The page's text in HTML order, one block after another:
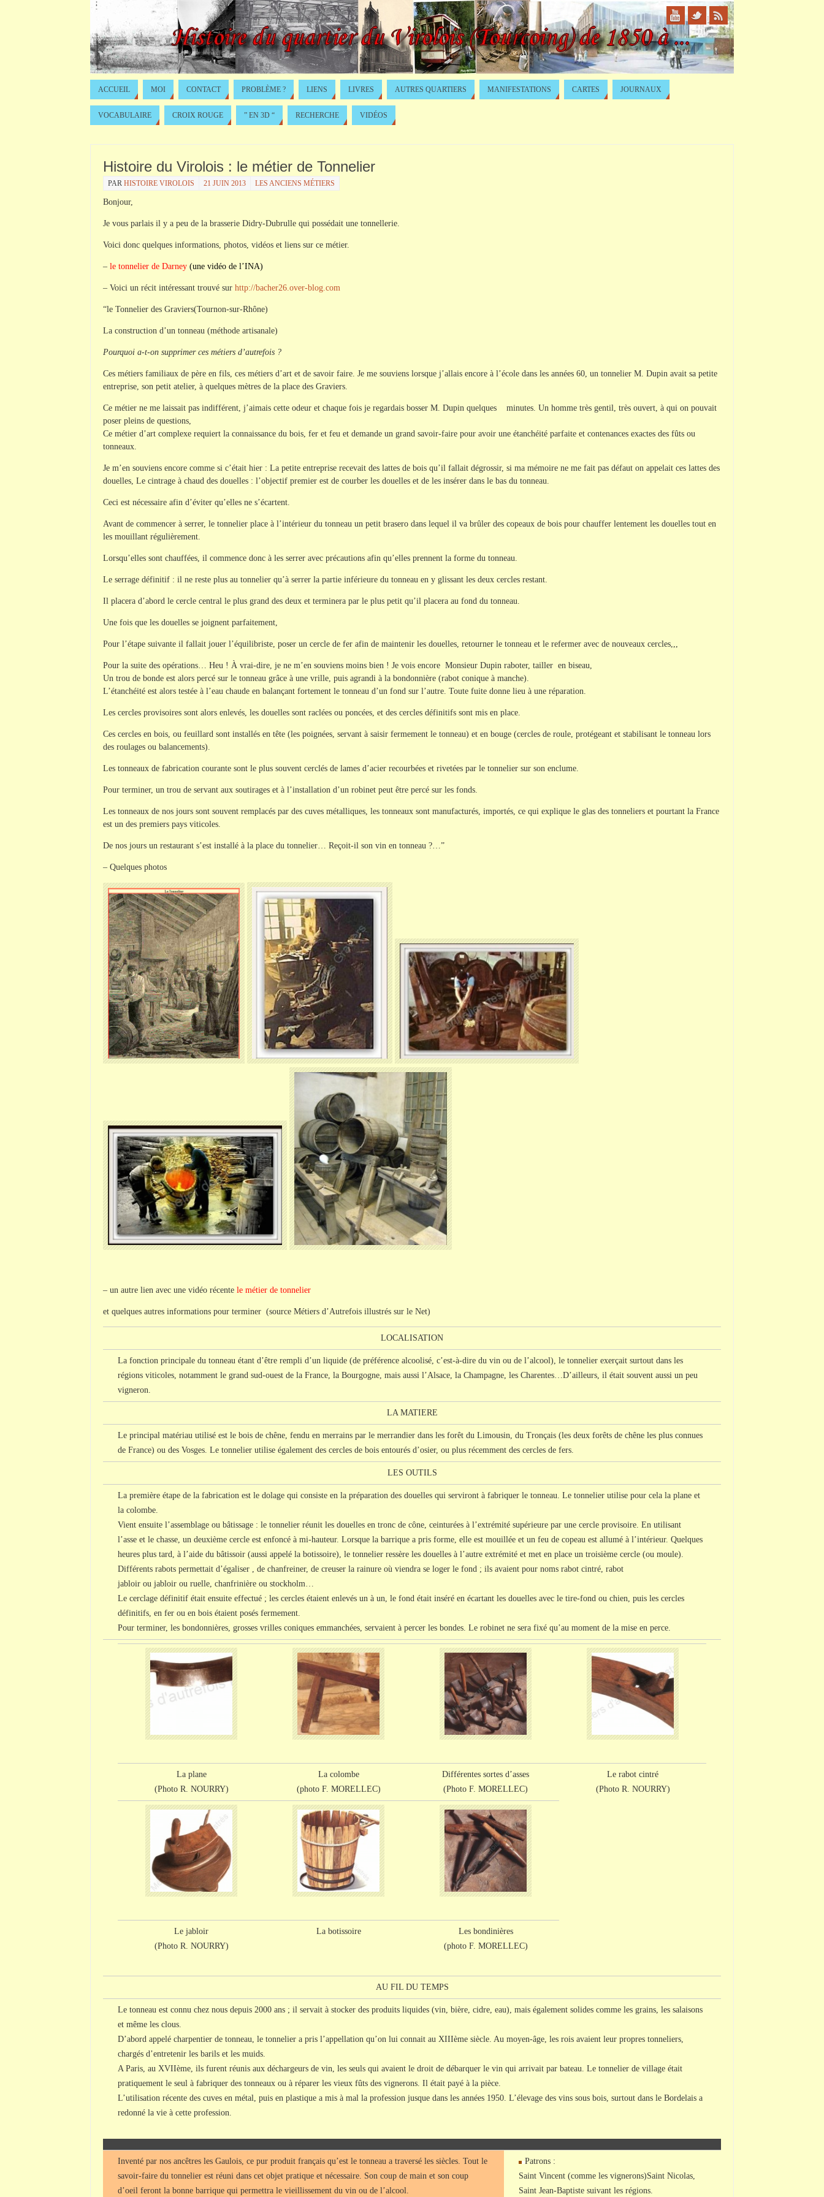
ACCUEIL MOI CONTACT PROBLÈME ? LIENS LIVRES AUTRES QUARTIERS MANIFESTATIONS CARTES JOURNAUX
VOCABULAIRE CROIX ROUGE ” EN 3D “ RECHERCHE VIDÉOS
Histoire du Virolois : le métier de Tonnelier
PAR HISTOIRE VIROLOIS 21 JUIN 2013 LES ANCIENS MÉTIERS
Bonjour,
Je vous parlais il y a peu de la brasserie Didry-Dubrulle qui possédait une tonnellerie.
Voici donc quelques informations, photos, vidéos et liens sur ce métier.
– le tonnelier de Darney (une vidéo de l’INA)
– Voici un récit intéressant trouvé sur http://bacher26.over-blog.com
“le Tonnelier des Graviers(Tournon-sur-Rhône)
La construction d’un tonneau (méthode artisanale)
Pourquoi a-t-on supprimer ces métiers d’autrefois ?
Ces métiers familiaux de père en fils, ces métiers d’art et de savoir faire. Je me souviens lorsque j’allais encore à l’école dans les années 60, un tonnelier M. Dupin avait sa petite
entreprise, son petit atelier, à quelques mètres de la place des Graviers.
Ce métier ne me laissait pas indifférent, j’aimais cette odeur et chaque fois je regardais bosser M. Dupin quelques minutes. Un homme très gentil, très ouvert, à qui on pouvait
poser pleins de questions,
Ce métier d’art complexe requiert la connaissance du bois, fer et feu et demande un grand savoir-faire pour avoir une étanchéité parfaite et contenances exactes des fûts ou
tonneaux.
Je m’en souviens encore comme si c’était hier : La petite entreprise recevait des lattes de bois qu’il fallait dégrossir, si ma mémoire ne me fait pas défaut on appelait ces lattes des
douelles, Le cintrage à chaud des douelles : l’objectif premier est de courber les douelles et de les insérer dans le bas du tonneau.
Ceci est nécessaire afin d’éviter qu’elles ne s’écartent.
Avant de commencer à serrer, le tonnelier place à l’intérieur du tonneau un petit brasero dans lequel il va brûler des copeaux de bois pour chauffer lentement les douelles tout en
les mouillant régulièrement.
Lorsqu’elles sont chauffées, il commence donc à les serrer avec précautions afin qu’elles prennent la forme du tonneau.
Le serrage définitif : il ne reste plus au tonnelier qu’à serrer la partie inférieure du tonneau en y glissant les deux cercles restant.
Il placera d’abord le cercle central le plus grand des deux et terminera par le plus petit qu’il placera au fond du tonneau.
Une fois que les douelles se joignent parfaitement,
Pour l’étape suivante il fallait jouer l’équilibriste, poser un cercle de fer afin de maintenir les douelles, retourner le tonneau et le refermer avec de nouveaux cercles,,,
Pour la suite des opérations… Heu ! À vrai-dire, je ne m’en souviens moins bien ! Je vois encore Monsieur Dupin raboter, tailler en biseau,
Un trou de bonde est alors percé sur le tonneau grâce à une vrille, puis agrandi à la bondonnière (rabot conique à manche).
L’étanchéité est alors testée à l’eau chaude en balançant fortement le tonneau d’un fond sur l’autre. Toute fuite donne lieu à une réparation.
Les cercles provisoires sont alors enlevés, les douelles sont raclées ou poncées, et des cercles définitifs sont mis en place.
Ces cercles en bois, ou feuillard sont installés en tête (les poignées, servant à saisir fermement le tonneau) et en bouge (cercles de roule, protégeant et stabilisant le tonneau lors
des roulages ou balancements).
Les tonneaux de fabrication courante sont le plus souvent cerclés de lames d’acier recourbées et rivetées par le tonnelier sur son enclume.
Pour terminer, un trou de servant aux soutirages et à l’installation d’un robinet peut être percé sur les fonds.
Les tonneaux de nos jours sont souvent remplacés par des cuves métalliques, les tonneaux sont manufacturés, importés, ce qui explique le glas des tonneliers et pourtant la France
est un des premiers pays viticoles.
De nos jours un restaurant s’est installé à la place du tonnelier… Reçoit-il son vin en tonneau ?…”
– Quelques photos
– un autre lien avec une vidéo récente le métier de tonnelier
et quelques autres informations pour terminer (source Métiers d’Autrefois illustrés sur le Net)
LOCALISATION
La fonction principale du tonneau étant d’être rempli d’un liquide (de préférence alcoolisé, c’est-à-dire du vin ou de l’alcool), le tonnelier exerçait surtout dans les
régions viticoles, notamment le grand sud-ouest de la France, la Bourgogne, mais aussi l’Alsace, la Champagne, les Charentes…D’ailleurs, il était souvent aussi un peu
vigneron.
LA MATIERE
Le principal matériau utilisé est le bois de chêne, fendu en merrains par le merrandier dans les forêt du Limousin, du Tronçais (les deux forêts de chêne les plus connues
de France) ou des Vosges. Le tonnelier utilise également des cercles de bois entourés d’osier, ou plus récemment des cercles de fers.
LES OUTILS
La première étape de la fabrication est le dolage qui consiste en la préparation des douelles qui serviront à fabriquer le tonneau. Le tonnelier utilise pour cela la plane et
la colombe.
Vient ensuite l’assemblage ou bâtissage : le tonnelier réunit les douelles en tronc de cône, ceinturées à l’extrémité supérieure par une cercle provisoire. En utilisant
l’asse et le chasse, un deuxième cercle est enfoncé à mi-hauteur. Lorsque la barrique a pris forme, elle est mouillée et un feu de copeau est allumé à l’intérieur. Quelques
heures plus tard, à l’aide du bâtissoir (aussi appelé la botissoire), le tonnelier ressère les douelles à l’autre extrémité et met en place un troisième cercle (ou moule).
Différents rabots permettait d’égaliser , de chanfreiner, de creuser la rainure où viendra se loger le fond ; ils avaient pour noms rabot cintré, rabot
jabloir ou jabloir ou ruelle, chanfrinière ou stockholm…
Le cerclage définitif était ensuite effectué ; les cercles étaient enlevés un à un, le fond était inséré en écartant les douelles avec le tire-fond ou chien, puis les cercles
définitifs, en fer ou en bois étaient posés fermement.
Pour terminer, les bondonnières, grosses vrilles coniques emmanchées, servaient à percer les bondes. Le robinet ne sera fixé qu’au moment de la mise en perce.
La plane
(Photo R. NOURRY)
La colombe
(photo F. MORELLEC)
Différentes sortes d’asses
(Photo F. MORELLEC)
Le rabot cintré
(Photo R. NOURRY)
Le jabloir
(Photo R. NOURRY)
La botissoire
Les bondinières
(photo F. MORELLEC)
AU FIL DU TEMPS
Le tonneau est connu chez nous depuis 2000 ans ; il servait à stocker des produits liquides (vin, bière, cidre, eau), mais également solides comme les grains, les salaisons
et même les clous.
D’abord appelé charpentier de tonneau, le tonnelier a pris l’appellation qu’on lui connait au XIIIème siècle. Au moyen-âge, les rois avaient leur propres tonneliers,
chargés d’entretenir les barils et les muids.
A Paris, au XVIIème, ils furent réunis aux déchargeurs de vin, les seuls qui avaient le droit de débarquer le vin qui arrivait par bateau. Le tonnelier de village était
pratiquement le seul à fabriquer des tonneaux ou à réparer les vieux fûts des vignerons. Il était payé à la pièce.
L’utilisation récente des cuves en métal, puis en plastique a mis à mal la profession jusque dans les années 1950. L’élevage des vins sous bois, surtout dans le Bordelais a
redonné la vie à cette profession.
Inventé par nos ancêtres les Gaulois, ce pur produit français qu’est le tonneau a traversé les siècles. Tout le
savoir-faire du tonnelier est réuni dans cet objet pratique et nécessaire. Son coup de main et son coup
d’oeil feront la bonne barrique qui permettra le vieillissement du vin ou de l’alcool.
Patrons :
Saint Vincent (comme les vignerons)Saint Nicolas,
Saint Jean-Baptiste suivant les régions.